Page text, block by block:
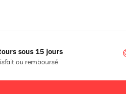
sous 15 jours
ou remboursé